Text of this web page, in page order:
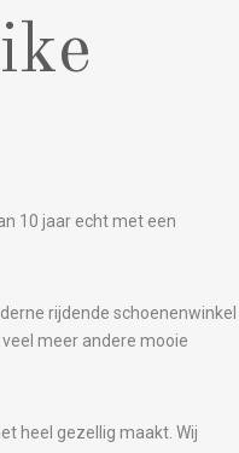
10 jaar echt met een
rijdende schoenenwinkel
meer andere mooie
heel gezellig maakt. Wij